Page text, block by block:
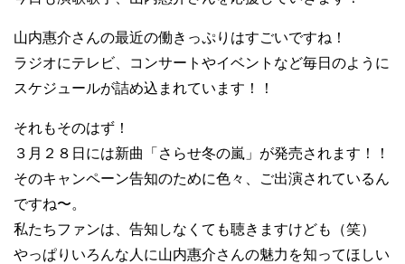
山内惠介さんの最近の働きっぷりはすごいですね！
ラジオにテレビ、コンサートやイベントなど毎日のように
スケジュールが詰め込まれています！！
それもそのはず！
３月２８日には新曲「さらせ冬の嵐」が発売されます！！
そのキャンペーン告知のために色々、ご出演されているん
ですね〜。
私たちファンは、告知しなくても聴きますけども（笑）
やっぱりいろんな人に山内惠介さんの魅力を知ってほしい